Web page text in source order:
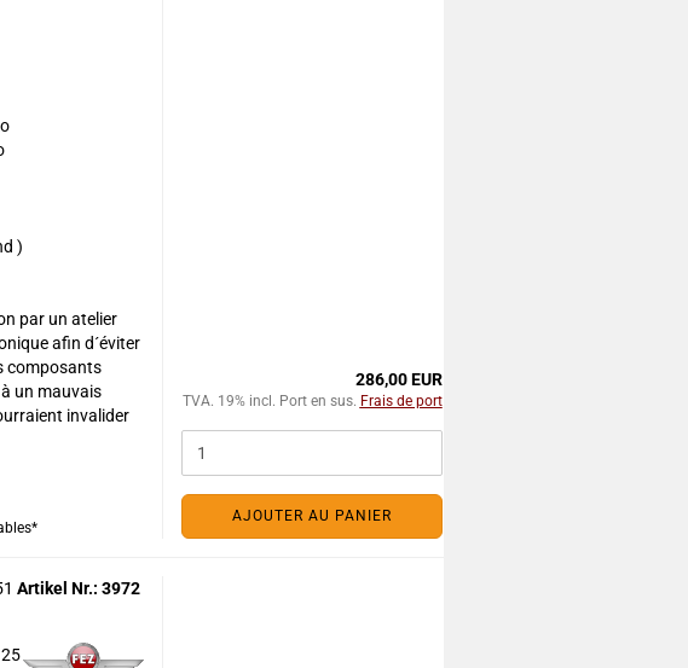
)
par un atelier
afin d´éviter
composants
un mauvais
invalider
286,00 EUR
TVA. 19% incl. Port en sus. Frais de port
AJOUTER AU PANIER
Artikel Nr.: 3972